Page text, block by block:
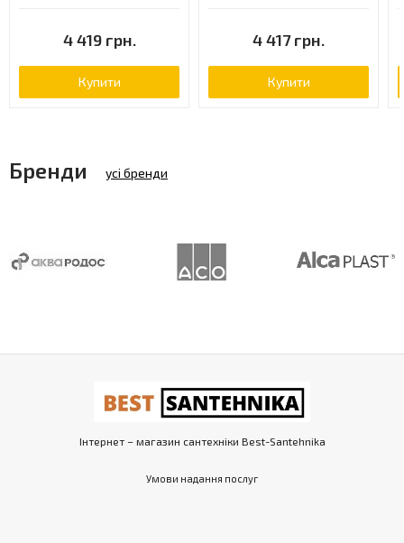
4 419 грн.
Купити
4 417 грн.
Купити
Бренди усі бренди
Інтернет – магазин сантехніки Best-Santehnika
Умови надання послуг